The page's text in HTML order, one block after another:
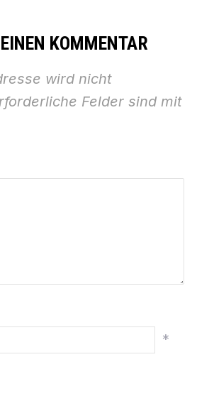
KOMMENTAR
wird nicht
Felder sind mit
*